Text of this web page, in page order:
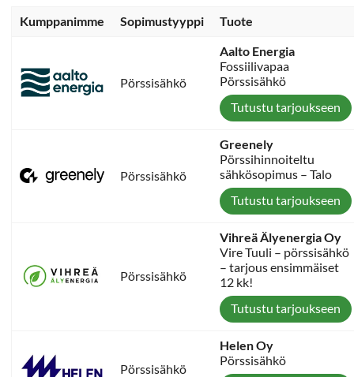
Kumppanimme Sopimustyyppi Tuote
Pörssisähkö
Aalto Energia
Fossiilivapaa
Pörssisähkö
Tutustu tarjoukseen
Pörssisähkö
Greenely
Pörssihinnoiteltu
sähkösopimus – Talo
Tutustu tarjoukseen
Pörssisähkö
Vihreä Älyenergia Oy
Vire Tuuli – pörssisähkö
– tarjous ensimmäiset
12 kk!
Tutustu tarjoukseen
Pörssisähkö
Helen Oy
Pörssisähkö